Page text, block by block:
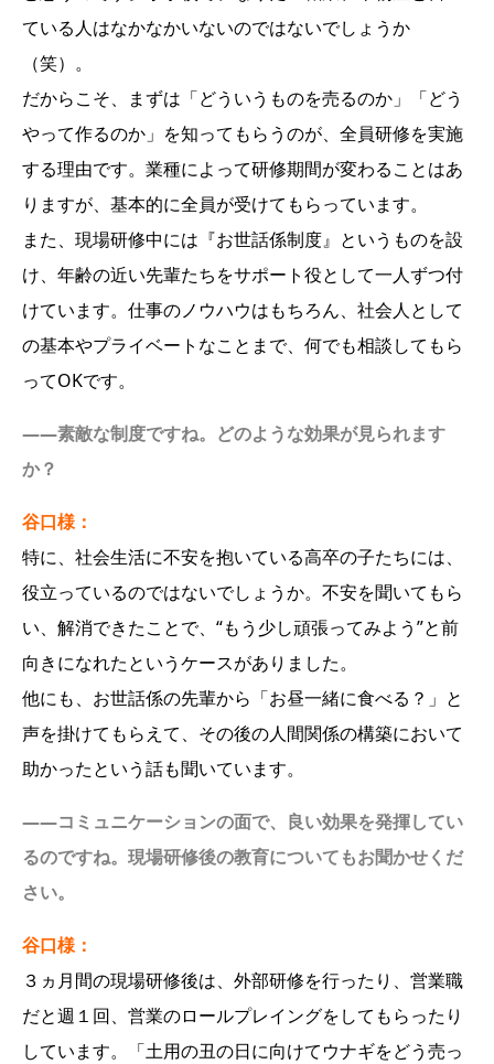
ている人はなかなかいないのではないでしょうか
（笑）。
だからこそ、まずは「どういうものを売るのか」「どう
やって作るのか」を知ってもらうのが、全員研修を実施
する理由です。業種によって研修期間が変わることはあ
りますが、基本的に全員が受けてもらっています。
また、現場研修中には『お世話係制度』というものを設
け、年齢の近い先輩たちをサポート役として一人ずつ付
けています。仕事のノウハウはもちろん、社会人として
の基本やプライベートなことまで、何でも相談してもら
ってOKです。
――素敵な制度ですね。どのような効果が見られます
か？
谷口様：
特に、社会生活に不安を抱いている高卒の子たちには、
役立っているのではないでしょうか。不安を聞いてもら
い、解消できたことで、“もう少し頑張ってみよう”と前
向きになれたというケースがありました。
他にも、お世話係の先輩から「お昼一緒に食べる？」と
声を掛けてもらえて、その後の人間関係の構築において
助かったという話も聞いています。
――コミュニケーションの面で、良い効果を発揮してい
るのですね。現場研修後の教育についてもお聞かせくだ
さい。
谷口様：
３ヵ月間の現場研修後は、外部研修を行ったり、営業職
だと週１回、営業のロールプレイングをしてもらったり
しています。「土用の丑の日に向けてウナギをどう売っ